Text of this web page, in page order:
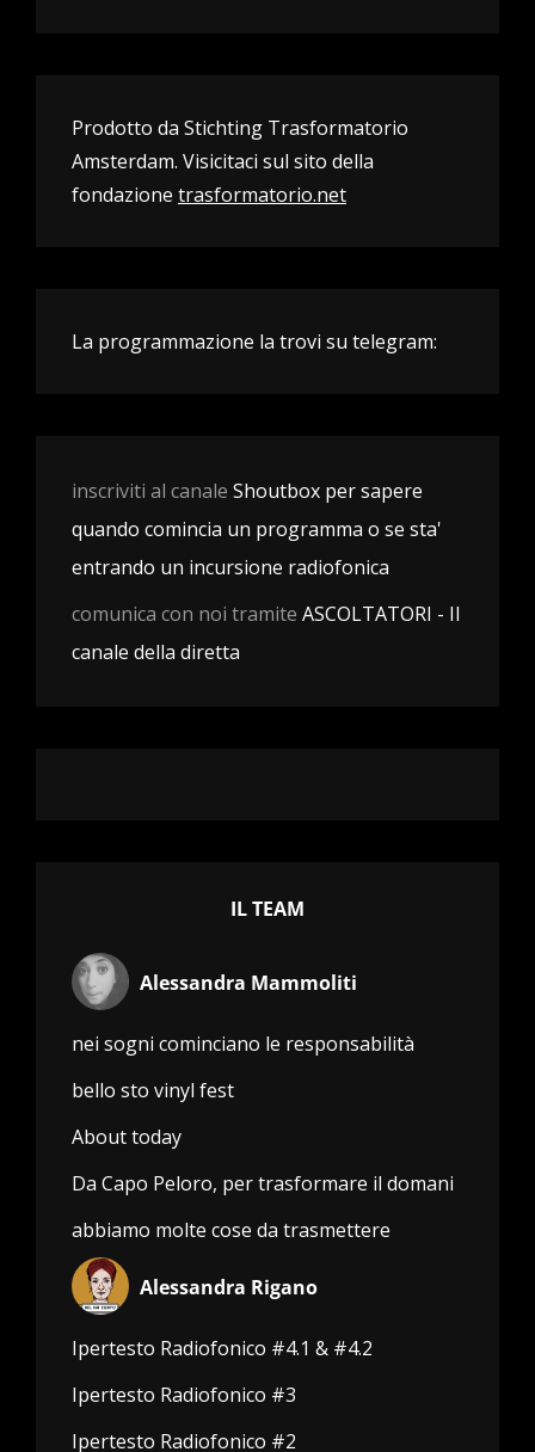
Prodotto da Stichting Trasformatorio
Amsterdam. Visicitaci sul sito della
fondazione trasformatorio.net
La programmazione la trovi su telegram:
inscriviti al canale Shoutbox per sapere
quando comincia un programma o se sta'
entrando un incursione radiofonica
comunica con noi tramite ASCOLTATORI - Il
canale della diretta
IL TEAM
Alessandra Mammoliti
nei sogni cominciano le responsabilità
bello sto vinyl fest
About today
Da Capo Peloro, per trasformare il domani
abbiamo molte cose da trasmettere
Alessandra Rigano
Ipertesto Radiofonico #4.1 & #4.2
Ipertesto Radiofonico #3
Ipertesto Radiofonico #2